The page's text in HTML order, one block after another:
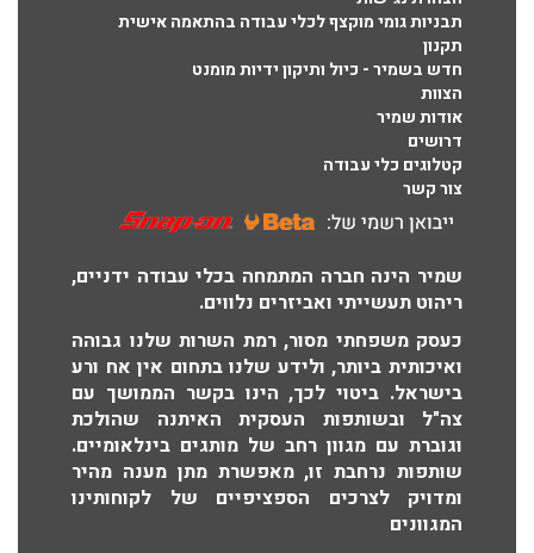
תבניות גומי מוקצף לכלי עבודה בהתאמה אישית
תקנון
חדש בשמיר - כיול ותיקון ידיות מומנט
הצוות
אודות שמיר
דרושים
קטלוגים כלי עבודה
צור קשר
שמיר הינה חברה המתמחה בכלי עבודה ידניים,
ריהוט תעשייתי ואביזרים נלווים.
כעסק משפחתי מסור, רמת השרות שלנו גבוהה
ואיכותית ביותר, ולידע שלנו בתחום אין אח ורע
בישראל. ביטוי לכך, הינו בקשר הממושך עם
צה"ל ובשותפות העסקית האיתנה שהולכת
וגוברת עם מגוון רחב של מותגים בינלאומיים.
שותפות נרחבת זו, מאפשרת מתן מענה מהיר
ומדויק לצרכים הספציפיים של לקוחותינו
המגוונים